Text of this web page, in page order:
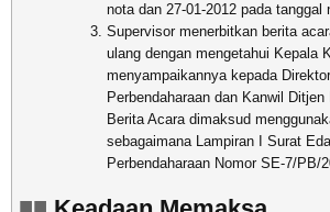
nota dan 27-01-2012 pada tanggal
Supervisor menerbitkan berita
ulang dengan mengetahui Kepala
menyampaikannya kepada
Perbendaharaan dan Kanwil Ditjen
Berita Acara dimaksud
sebagaimana Lampiran I Surat
Perbendaharaan Nomor SE-7/PB/